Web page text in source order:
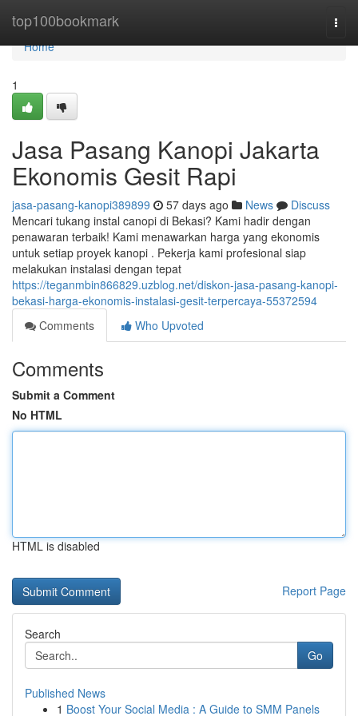
top100bookmark
Home
Home
1
Jasa Pasang Kanopi Jakarta
Ekonomis Gesit Rapi
jasa-pasang-kanopi389899 57 days ago News
Discuss
Mencari tukang instal canopi di Bekasi? Kami hadir dengan
penawaran terbaik! Kami menawarkan harga yang ekonomis
untuk setiap proyek kanopi . Pekerja kami profesional siap
melakukan instalasi dengan tepat
https://teganmbin866829.uzblog.net/diskon-jasa-pasang-kanopi-
bekasi-harga-ekonomis-instalasi-gesit-terpercaya-55372594
Comments
Who Upvoted
Comments
Submit a Comment
No HTML
HTML is disabled
Report Page
Search
Go
Published News
1 Boost Your Social Media : A Guide to SMM Panels